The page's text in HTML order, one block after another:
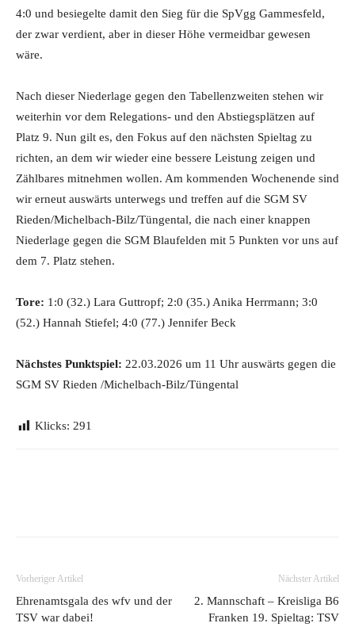
4:0 und besiegelte damit den Sieg für die SpVgg Gammesfeld,
der zwar verdient, aber in dieser Höhe vermeidbar gewesen
wäre.
Nach dieser Niederlage gegen den Tabellenzweiten stehen wir
weiterhin vor dem Relegations- und den Abstiegsplätzen auf
Platz 9. Nun gilt es, den Fokus auf den nächsten Spieltag zu
richten, an dem wir wieder eine bessere Leistung zeigen und
Zählbares mitnehmen wollen. Am kommenden Wochenende sind
wir erneut auswärts unterwegs und treffen auf die SGM SV
Rieden/Michelbach-Bilz/Tüngental, die nach einer knappen
Niederlage gegen die SGM Blaufelden mit 5 Punkten vor uns auf
dem 7. Platz stehen.
Tore: 1:0 (32.) Lara Guttropf; 2:0 (35.) Anika Herrmann; 3:0
(52.) Hannah Stiefel; 4:0 (77.) Jennifer Beck
Nächstes Punktspiel: 22.03.2026 um 11 Uhr auswärts gegen die
SGM SV Rieden /Michelbach-Bilz/Tüngental
Klicks: 291
Vorheriger Artikel
Ehrenamtsgala des wfv und der
TSV war dabei!
Nächster Artikel
2. Mannschaft – Kreisliga B6
Franken 19. Spieltag: TSV